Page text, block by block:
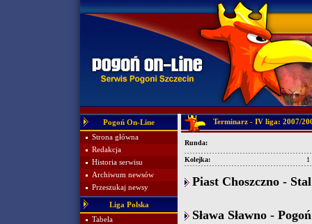
Pogoń On-Line
Strona główna
Redakcja
Historia serwisu
Archiwum newsów
Przeszukaj newsy
Liga Polska
Tabela
Terminarz - IV liga: 2007/
Runda:
Kolejka: 1
Piast Choszczno -
Sława Sławno -